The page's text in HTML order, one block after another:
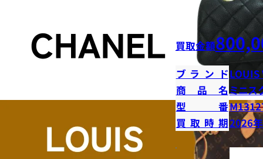
買取金額
ブランドLOUIS
商品名 ミニス
型番
買取時期2026